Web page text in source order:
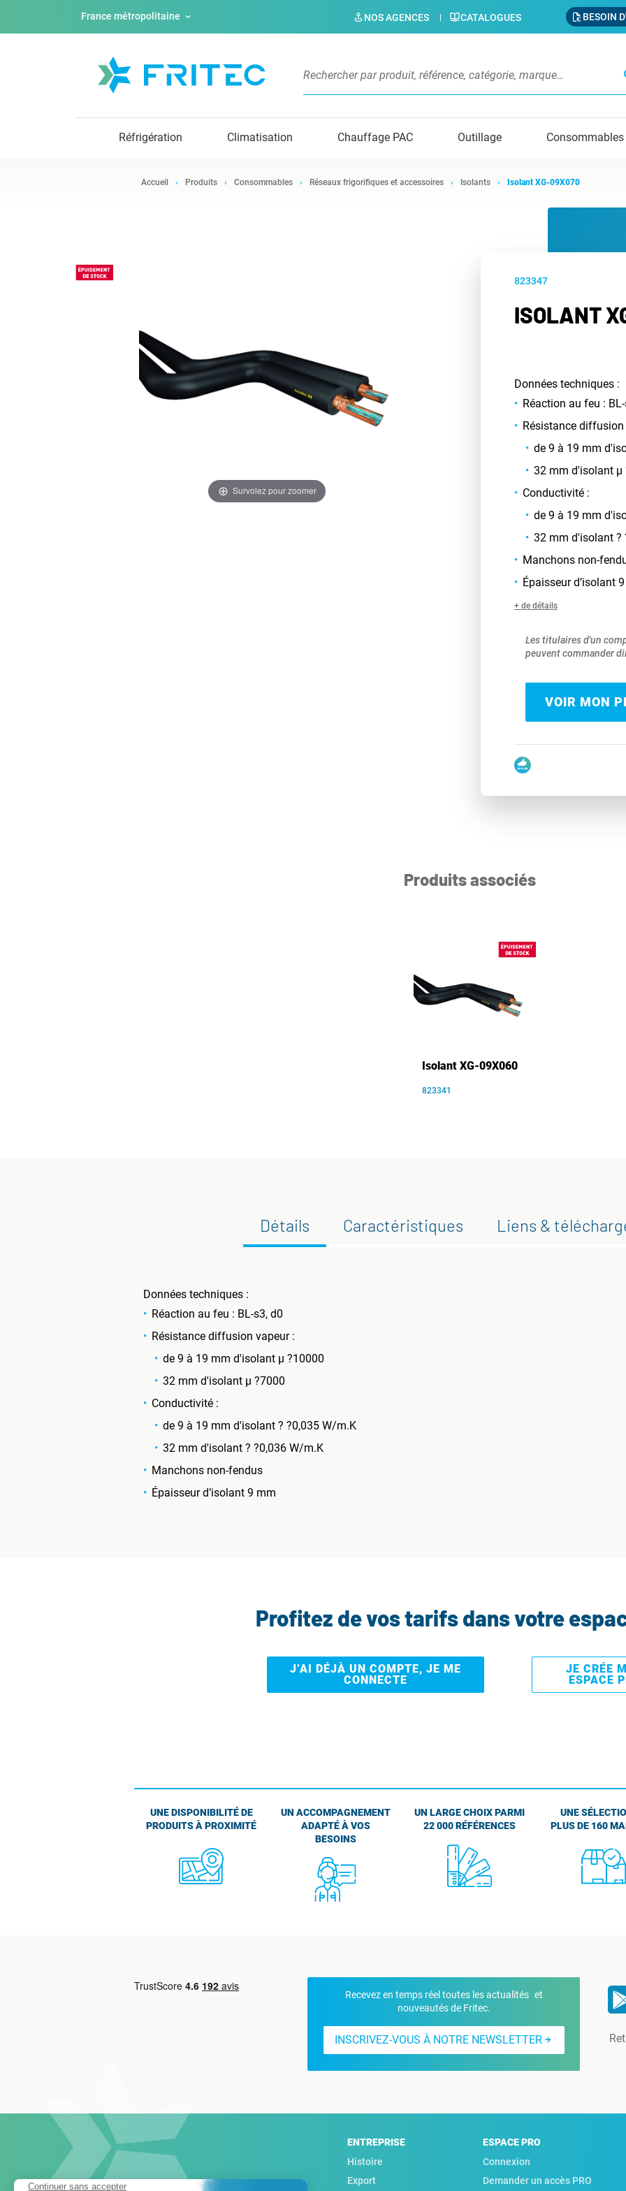
France métropolitaine NOS AGENCES CATALOGUES BESOIN
Réfrigération Climatisation Chauffage PAC Outillage Consommables
Accueil Produits Consommables Réseaux frigorifiques et accessoires Isolants Isolant XG-09X070
Survolez pour zoomer
823347
ISOLANT
Données techniques :
Réaction au feu :
Résistance diffusion
de 9 à 19 mm
32 mm d'isolant µ
Conductivité :
de 9 à 19 mm
32 mm d'isolant ?
Manchons non-
Épaisseur d’isolant
+ de détails
Les titulaires d'un
peuvent commander
VOIR MON
Produits associés
Isolant XG-09X060
823341
Détails Caractéristiques Liens &
Données techniques :
Réaction au feu : BL-s3, d0
Résistance diffusion vapeur :
de 9 à 19 mm d'isolant µ ?10000
32 mm d'isolant µ ?7000
Conductivité :
de 9 à 19 mm d'isolant ? ?0,035 W/m.K
32 mm d'isolant ? ?0,036 W/m.K
Manchons non-fendus
Épaisseur d’isolant 9 mm
Profitez de vos tarifs dans votre
J’AI DÉJÀ UN COMPTE, JE ME
CONNECTE
JE CRÉE
ESPACE
UNE DISPONIBILITÉ DE
PRODUITS À PROXIMITÉ
UN ACCOMPAGNEMENT
ADAPTÉ À VOS
BESOINS
UN LARGE CHOIX PARMI
22 000 RÉFÉRENCES
UNE
PLUS DE 160
Recevez en temps réel toutes les actualités et
nouveautés de Fritec.
INSCRIVEZ-VOUS À NOTRE NEWSLETTER
ENTREPRISE
Histoire
Export
ESPACE PRO
Connexion
Demander un accès PRO